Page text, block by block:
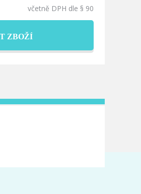
včetně DPH dle § 90
ZBOŽÍ